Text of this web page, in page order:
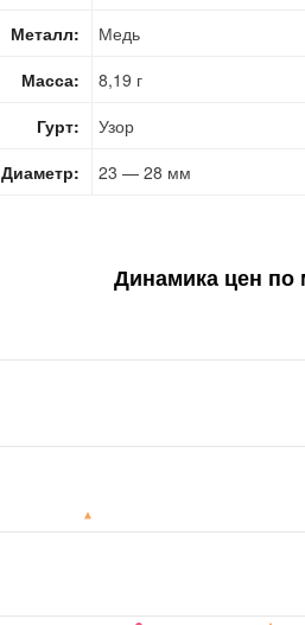
Металл:
Медь
Масса:
8,19 г
Гурт:
Узор
Диаметр:
23 — 28 мм
Динамика цен по